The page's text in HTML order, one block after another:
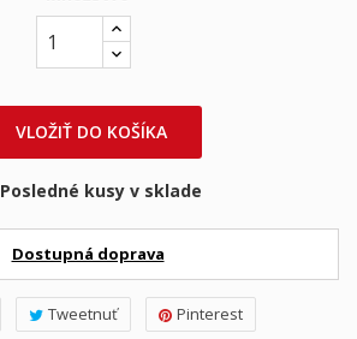
VLOŽIŤ DO KOŠÍKA
Posledné kusy v sklade
Dostupná doprava
Tweetnuť Pinterest